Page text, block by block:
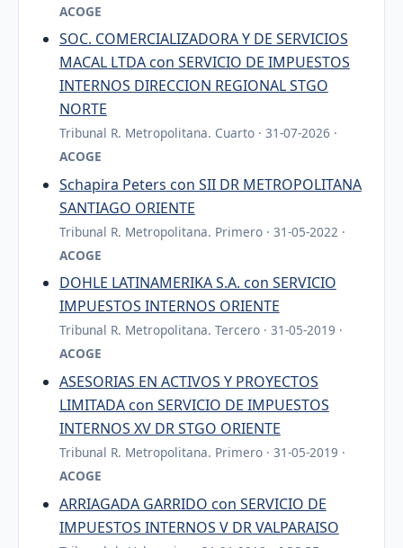
ACOGE
SOC. COMERCIALIZADORA Y DE SERVICIOS
MACAL LTDA con SERVICIO DE IMPUESTOS
INTERNOS DIRECCION REGIONAL STGO
NORTE
Tribunal R. Metropolitana. Cuarto · 31-07-2026 ·
ACOGE
Schapira Peters con SII DR METROPOLITANA
SANTIAGO ORIENTE
Tribunal R. Metropolitana. Primero · 31-05-2022 ·
ACOGE
DOHLE LATINAMERIKA S.A. con SERVICIO
IMPUESTOS INTERNOS ORIENTE
Tribunal R. Metropolitana. Tercero · 31-05-2019 ·
ACOGE
ASESORIAS EN ACTIVOS Y PROYECTOS
LIMITADA con SERVICIO DE IMPUESTOS
INTERNOS XV DR STGO ORIENTE
Tribunal R. Metropolitana. Primero · 31-05-2019 ·
ACOGE
ARRIAGADA GARRIDO con SERVICIO DE
IMPUESTOS INTERNOS V DR VALPARAISO